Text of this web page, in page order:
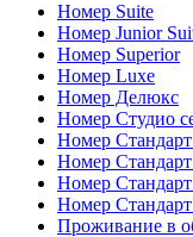
Номер Suite
Номер Junior
Номер Superior
Номер Luxe
Номер Делюкс
Номер Студио
Номер
Номер
Номер
Номер
Проживание в